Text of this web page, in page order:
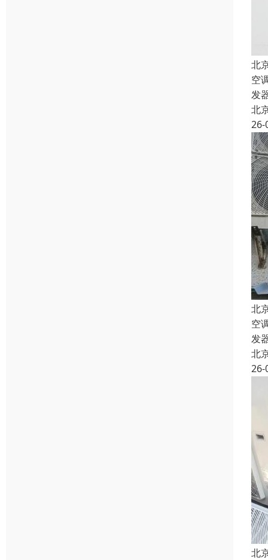
北
空
发
北
26-
北
空
发
北
26-
北